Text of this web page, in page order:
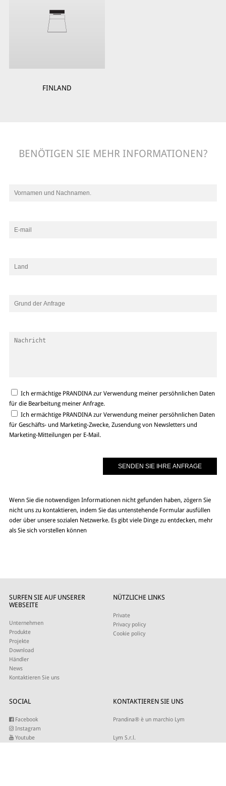
FINLAND
BENÖTIGEN SIE MEHR INFORMATIONEN?
Ich ermächtige PRANDINA zur Verwendung meiner persöhnlichen Daten
für die Bearbeitung meiner Anfrage.
Ich ermächtige PRANDINA zur Verwendung meiner persöhnlichen Daten
für Geschäfts- und Marketing-Zwecke, Zusendung von Newsletters und
Marketing-Mitteilungen per E-Mail.
Wenn Sie die notwendigen Informationen nicht gefunden haben, zögern Sie
nicht uns zu kontaktieren, indem Sie das untenstehende Formular ausfüllen
oder über unsere sozialen Netzwerke. Es gibt viele Dinge zu entdecken, mehr
als Sie sich vorstellen können
SURFEN SIE AUF UNSERER
WEBSEITE
Unternehmen
Produkte
Projekte
Download
Händler
News
Kontaktieren Sie uns
NÜTZLICHE LINKS
Private
Privacy policy
Cookie policy
SOCIAL
Facebook
Instagram
Youtube
KONTAKTIEREN SIE UNS
Prandina® è un marchio Lym
Lym S.r.l.